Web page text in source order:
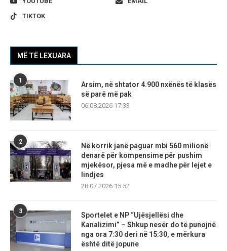
TIKTOK
MË TË LEXUARA
1
Arsim, në shtator 4.900 nxënës të klasës
së parë më pak
06.08.2026 17:33
2
Në korrik janë paguar mbi 560 milionë
denarë për kompensime për pushim
mjekësor, pjesa më e madhe për lejet e
lindjes
28.07.2026 15:52
3
Sportelet e NP “Ujësjellësi dhe
Kanalizimi” – Shkup nesër do të punojnë
nga ora 7:30 deri në 15:30, e mërkura
është ditë jopune